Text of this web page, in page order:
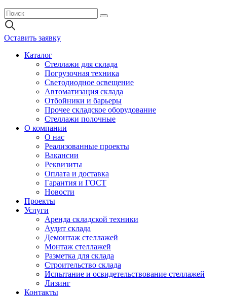
Оставить заявку
Каталог
Стеллажи для склада
Погрузочная техника
Светодиодное освещение
Автоматизация склада
Отбойники и барьеры
Прочее складское оборудование
Стеллажи полочные
О компании
О нас
Реализованные проекты
Вакансии
Реквизиты
Оплата и доставка
Гарантия и ГОСТ
Новости
Проекты
Услуги
Аренда складской техники
Аудит склада
Демонтаж стеллажей
Монтаж стеллажей
Разметка для склада
Строительство склада
Испытание и освидетельствование стеллажей
Лизинг
Контакты